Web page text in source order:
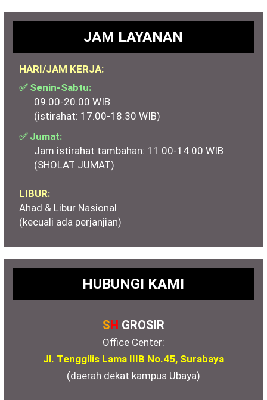
JAM LAYANAN
HARI/JAM KERJA:
✅ Senin-Sabtu:
09.00-20.00 WIB
(istirahat: 17.00-18.30 WIB)
✅ Jumat:
Jam istirahat tambahan: 11.00-14.00 WIB
(SHOLAT JUMAT)
LIBUR:
Ahad & Libur Nasional
(kecuali ada perjanjian)
HUBUNGI KAMI
SH GROSIR
Office Center:
Jl. Tenggilis Lama IIIB No.45, Surabaya
(daerah dekat kampus Ubaya)